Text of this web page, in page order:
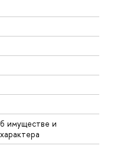
имуществе и